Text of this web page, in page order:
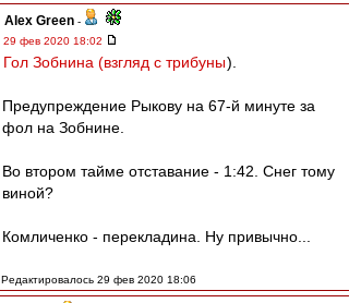
Alex Green -
29 фев 2020 18:02
Гол Зобнина (взгляд с трибуны).
Предупреждение Рыкову на 67-й минуте за
фол на Зобнине.
Во втором тайме отставание - 1:42. Снег тому
виной?
Комличенко - перекладина. Ну привычно...
Редактировалось 29 фев 2020 18:06